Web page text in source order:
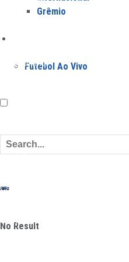
Grêmio
Futebol Ao Vivo
No Result
Flamengo
Internacional
Campeonatos
Campeonato Paulista
Campeonato Mineiro